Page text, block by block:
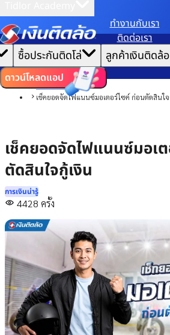
ทํางานกับเรา
ติดต่อเรา
| ซื้อประกันติดโล่ ลูกค้าเงินติดล้
ดาวน์โหลดแอป
หน้าแรก
บทความ
การเงินน่ารู้
การบริหารหนี้
เช็คยอดจัดไฟแนนซ์มอเตอร์ไซค์ ก่อนตัดสินใจ
เช็คยอดจัดไฟแนนซ์มอเ
ตัดสินใจกู้เงิน
การเงินน่ารู้
4428 ครั้ง
เราขอเก็บข้อมูลตาม นโยบายการใช้คุกกี้เพื่อมอบประสบก
คุณ
ตั้งค่าคุกกี้ ยอมรั